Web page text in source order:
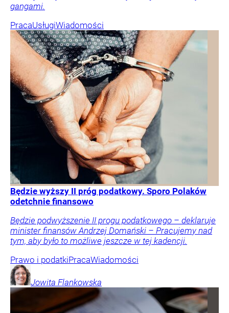
gangami.
PracaUsługiWiadomości
Będzie wyższy II próg podatkowy. Sporo Polaków
odetchnie finansowo
Będzie podwyższenie II progu podatkowego – deklaruje
minister finansów Andrzej Domański – Pracujemy nad
tym, aby było to możliwe jeszcze w tej kadencji.
Prawo i podatkiPracaWiadomości
Jowita Flankowska